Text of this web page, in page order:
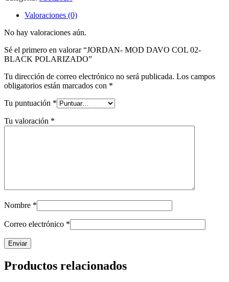
COL
02-
BLACK
POLARIZADO
Valoraciones (0)
No hay valoraciones aún.
Sé el primero en valorar “JORDAN- MOD DAVO COL 02-
BLACK POLARIZADO”
Tu dirección de correo electrónico no será publicada. Los campos
obligatorios están marcados con *
Tu puntuación *
Tu valoración *
Nombre *
Correo electrónico *
Productos relacionados